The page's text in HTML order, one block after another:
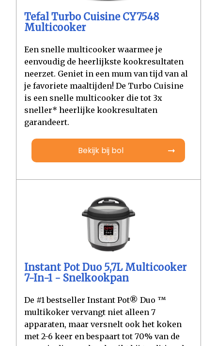
Tefal Turbo Cuisine CY7548
Multicooker
Een snelle multicooker waarmee je
eenvoudig de heerlijkste kookresultaten
neerzet. Geniet in een mum van tijd van al
je favoriete maaltijden! De Turbo Cuisine
is een snelle multicooker die tot 3x
sneller* heerlijke kookresultaten
garandeert.
Bekijk bij bol
Instant Pot Duo 5,7L Multicooker
7-In-1 - Snelkookpan
De #1 bestseller Instant Pot® Duo ™
multikoker vervangt niet alleen 7
apparaten, maar versnelt ook het koken
met 2-6 keer en bespaart tot 70% van de